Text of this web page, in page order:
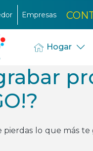
Empresas
Hogar
pierdas lo que más